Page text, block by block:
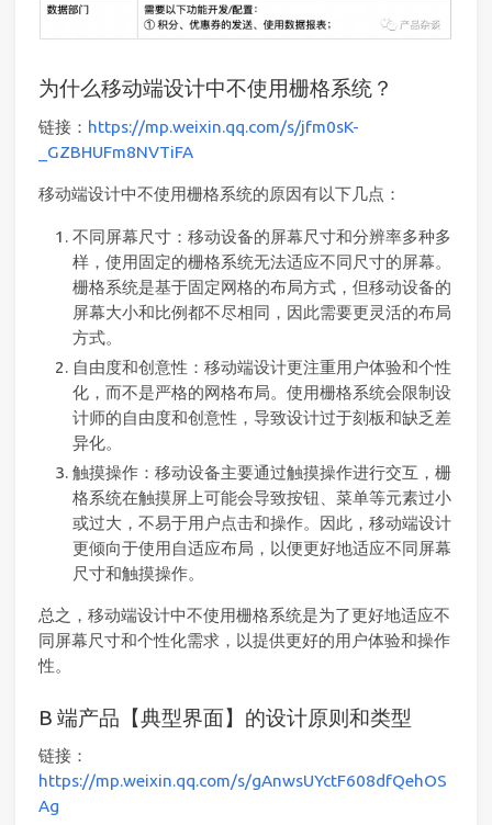
为什么移动端设计中不使用栅格系统？
链接： https://mp.weixin.qq.com/s/jfm0sK-
_GZBHUFm8NVTiFA
移动端设计中不使用栅格系统的原因有以下几点：
不同屏幕尺寸：移动设备的屏幕尺寸和分辨率多种多
样，使用固定的栅格系统无法适应不同尺寸的屏幕。
栅格系统是基于固定网格的布局方式，但移动设备的
屏幕大小和比例都不尽相同，因此需要更灵活的布局
方式。
自由度和创意性：移动端设计更注重用户体验和个性
化，而不是严格的网格布局。使用栅格系统会限制设
计师的自由度和创意性，导致设计过于刻板和缺乏差
异化。
触摸操作：移动设备主要通过触摸操作进行交互，栅
格系统在触摸屏上可能会导致按钮、菜单等元素过小
或过大，不易于用户点击和操作。因此，移动端设计
更倾向于使用自适应布局，以便更好地适应不同屏幕
尺寸和触摸操作。
总之，移动端设计中不使用栅格系统是为了更好地适应不
同屏幕尺寸和个性化需求，以提供更好的用户体验和操作
性。
B 端产品【典型界面】的设计原则和类型
链接：
https://mp.weixin.qq.com/s/gAnwsUYctF608dfQehOS
Ag